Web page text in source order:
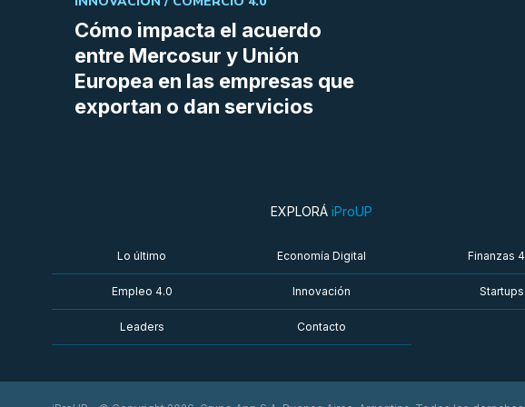
Cómo impacta el acuerdo
entre Mercosur y Unión
Europea en las empresas que
exportan o dan servicios
EXPLORÁ iProUP
Lo último Economía Digital Finanzas
Empleo 4.0 Innovación Startups
Leaders Contacto